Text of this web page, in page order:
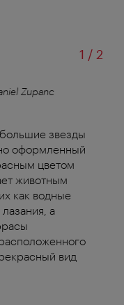
1 /из
2
Zupanc
звезды
оформленный
цветом
животным
как водные
а
вид